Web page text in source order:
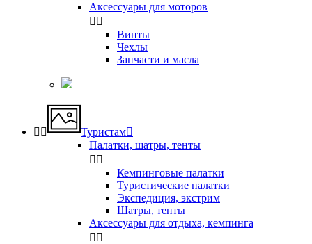
Аксессуары для моторов
 
Винты
Чехлы
Запчасти и масла
  Туристам
Палатки, шатры, тенты
 
Кемпинговые палатки
Туристические палатки
Экспедиция, экстрим
Шатры, тенты
Аксессуары для отдыха, кемпинга
 